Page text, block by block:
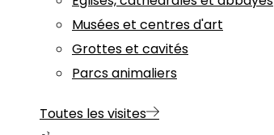
Musées et centres d'art
Grottes et cavités
Parcs animaliers
Toutes les visites